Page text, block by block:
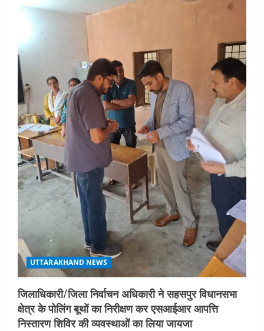
मिस उत्तराखंड 2026 के सब-कॉन्टेस्ट ‘मिस
August 5, 2026
UTTARAKHAND NEWS
एमआईटी वर्ल्ड पीस यूनिवर्सिटी और जर्मनी के
बीएसबीआई के बीच समझौता; भारतीय छात्रों
को मिलेंगे वैश्विक अवसर
August 5, 2026
STATES NEWS
महाराज की राजस्थान के मुख्यमंत्री से
शिष्टाचार भेंट पर्यटन और सांस्कृतिक
गतिविधियों के विस्तार पर हुई चर्चा
August 4, 2026
UTTARAKHAND NEWS
जिलाधिकारी/जिला निर्वाचन अधिकारी ने सहसपुर विधानसभा
क्षेत्र के पोलिंग बूथों का निरीक्षण कर एसआईआर आपत्ति
निस्तारण शिविर की व्यवस्थाओं का लिया जायजा